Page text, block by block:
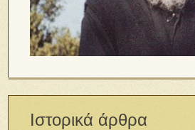
Ιστορικά άρθρα